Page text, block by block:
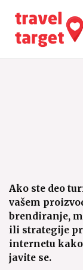
Ako ste deo
vašem
brendiranje,
ili strategije
internetu
javite se.